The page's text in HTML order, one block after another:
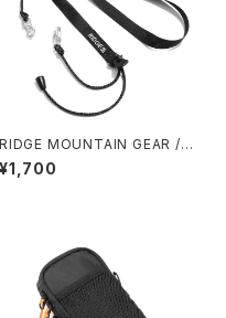
RIDGE MOUNTAIN GEAR / S
HOULDER STRAP TOUGH
¥1,700